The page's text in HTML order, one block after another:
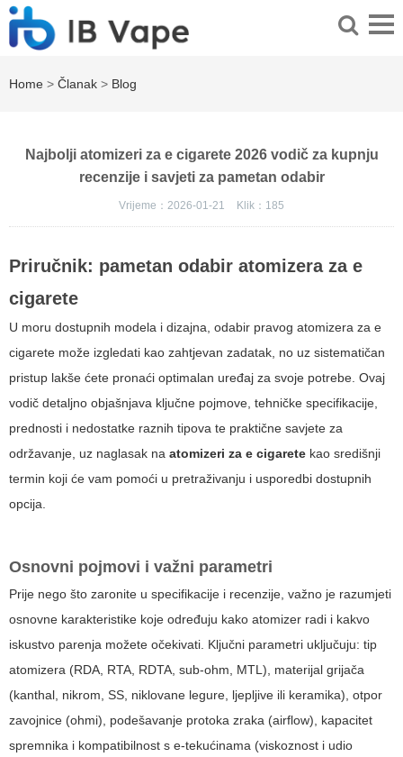
Home > Članak > Blog
Najbolji atomizeri za e cigarete 2026 vodič za kupnju
recenzije i savjeti za pametan odabir
Vrijeme：2026-01-21 Klik： 185
Priručnik: pametan odabir atomizera za e
cigarete
U moru dostupnih modela i dizajna, odabir pravog atomizera za e
cigarete može izgledati kao zahtjevan zadatak, no uz sistematičan
pristup lakše ćete pronaći optimalan uređaj za svoje potrebe. Ovaj
vodič detaljno objašnjava ključne pojmove, tehničke specifikacije,
prednosti i nedostatke raznih tipova te praktične savjete za
održavanje, uz naglasak na atomizeri za e cigarete kao središnji
termin koji će vam pomoći u pretraživanju i usporedbi dostupnih
opcija.
Osnovni pojmovi i važni parametri
Prije nego što zaronite u specifikacije i recenzije, važno je razumjeti
osnovne karakteristike koje određuju kako atomizer radi i kakvo
iskustvo parenja možete očekivati. Ključni parametri uključuju: tip
atomizera (RDA, RTA, RDTA, sub-ohm, MTL), materijal grijača
(kanthal, nikrom, SS, niklovane legure, ljepljive ili keramika), otpor
zavojnice (ohmi), podešavanje protoka zraka (airflow), kapacitet
spremnika i kompatibilnost s e-tekućinama (viskoznost i udio